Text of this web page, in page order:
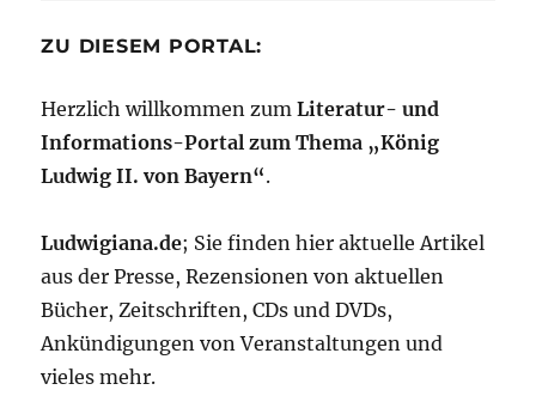
ZU DIESEM PORTAL:
Herzlich willkommen zumLiteratur- und
Informations-Portal zum Thema „König
Ludwig II. von Bayern“.
Ludwigiana.de; Sie finden hier aktuelle Artikel
aus der Presse, Rezensionen von aktuellen
Bücher, Zeitschriften, CDs und DVDs,
Ankündigungen von Veranstaltungen und
vieles mehr.